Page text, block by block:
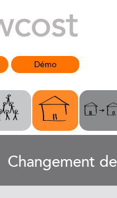
Démo
Changement